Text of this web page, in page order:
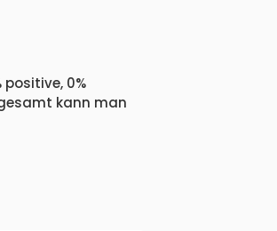
0%
kann man